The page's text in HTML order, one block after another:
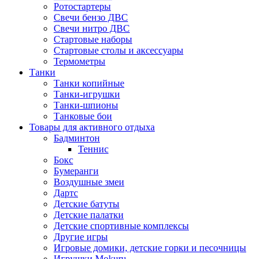
Ротостартеры
Свечи бензо ДВС
Свечи нитро ДВС
Стартовые наборы
Стартовые столы и аксессуары
Термометры
Танки
Танки копийные
Танки-игрушки
Танки-шпионы
Танковые бои
Товары для активного отдыха
Бадминтон
Теннис
Бокс
Бумеранги
Воздушные змеи
Дартс
Детские батуты
Детские палатки
Детские спортивные комплексы
Другие игры
Игровые домики, детские горки и песочницы